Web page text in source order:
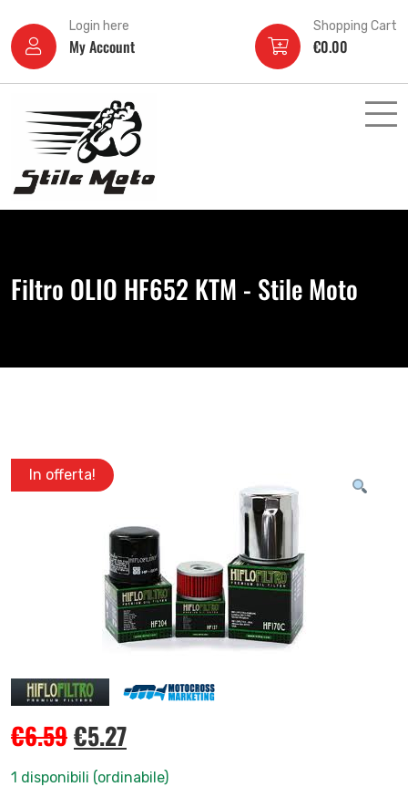
Login here
My Account
Shopping Cart
€0.00
Filtro OLIO HF652 KTM - Stile Moto
In offerta!
€6.59€5.27
1 disponibili (ordinabile)